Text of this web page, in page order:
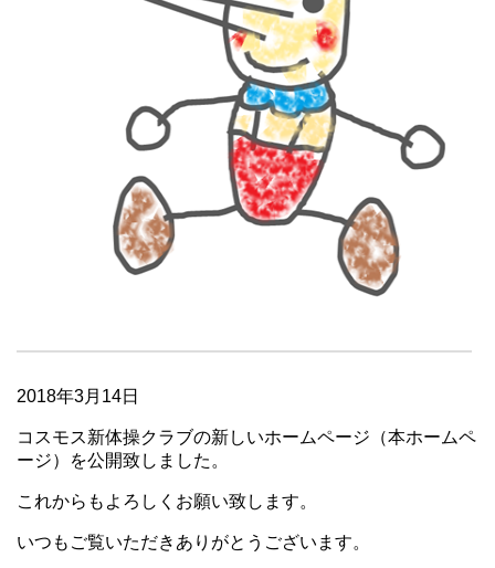
2018年3月14日
コスモス新体操クラブの新しいホームページ（本ホームペ
ージ）を公開致しました。
これからもよろしくお願い致します。
いつもご覧いただきありがとうございます。